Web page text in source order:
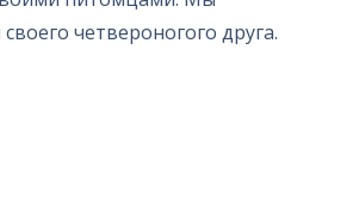
четвероногого друга.